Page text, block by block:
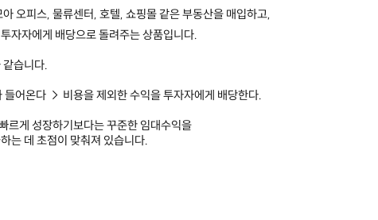
오피스, 물류센터, 호텔, 쇼핑몰 같은 부동산을 매입하고,
자자에게 배당으로 돌려주는 상품입니다.
습니다.
어온다 → 비용을 제외한 수익을 투자자에게 배당한다.
르게 성장하기보다는 꾸준한 임대수익을
는 데 초점이 맞춰져 있습니다.